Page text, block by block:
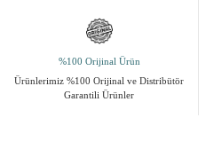
%100 Orijinal Ürün
Ürünlerimiz %100 Orijinal ve Distribütör
Garantili Ürünler